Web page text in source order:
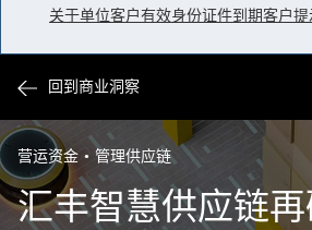
关于单位客户有效身份证件到期客户
回到商业洞察
营运资金 管理供应链
汇丰智慧供应链